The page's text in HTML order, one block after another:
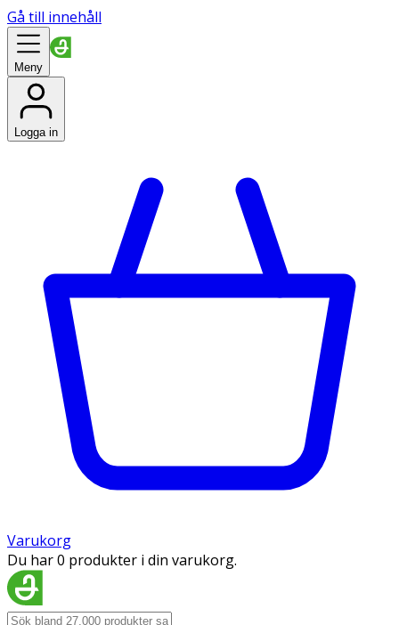
Gå till innehåll
Meny
Logga in
Varukorg
Du har 0 produkter i din varukorg.